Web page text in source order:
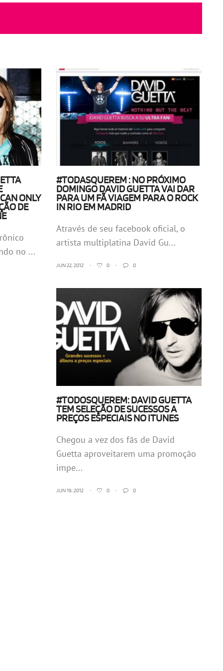
ONLY
DE
no ...
#TODASQUEREM : NO PRÓXIMO
DOMINGO DAVID GUETTA VAI DAR
PARA UM FÃ VIAGEM PARA O ROCK
IN RIO EM MADRID
Através de seu facebook oficial, o
artista multiplatina David Gu...
JUN 22, 2012 • 0 • 0
#TODOSQUEREM: DAVID GUETTA
TEM SELEÇÃO DE SUCESSOS A
PREÇOS ESPECIAIS NO ITUNES
Chegou a vez dos fãs de David
Guetta aproveitarem uma promoção
impe...
JUN 19, 2012 • 0 • 0